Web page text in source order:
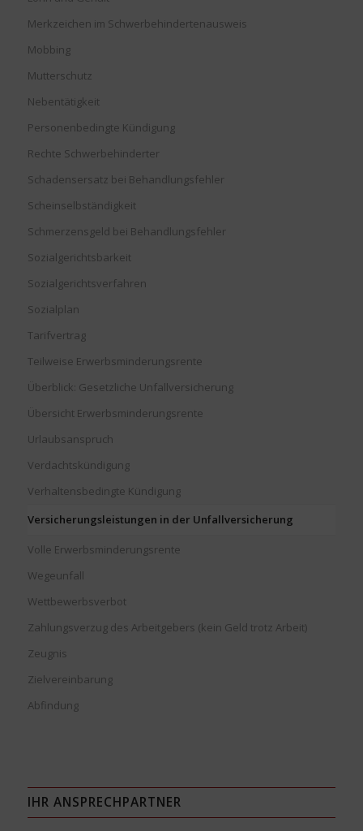
Merkzeichen im Schwerbehindertenausweis
Mobbing
Mutterschutz
Nebentätigkeit
Personenbedingte Kündigung
Rechte Schwerbehinderter
Schadensersatz bei Behandlungsfehler
Scheinselbständigkeit
Schmerzensgeld bei Behandlungsfehler
Sozialgerichtsbarkeit
Sozialgerichtsverfahren
Sozialplan
Tarifvertrag
Teilweise Erwerbsminderungsrente
Überblick: Gesetzliche Unfallversicherung
Übersicht Erwerbsminderungsrente
Urlaubsanspruch
Verdachtskündigung
Verhaltensbedingte Kündigung
Versicherungsleistungen in der Unfallversicherung
Volle Erwerbsminderungsrente
Wegeunfall
Wettbewerbsverbot
Zahlungsverzug des Arbeitgebers (kein Geld trotz Arbeit)
Zeugnis
Zielvereinbarung
Abfindung
IHR ANSPRECHPARTNER